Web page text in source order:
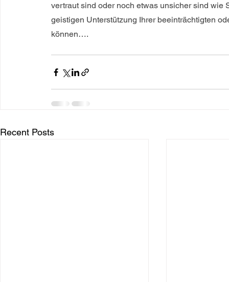
vertraut sind oder noch etwas unsicher sind
geistigen Unterstützung Ihrer beeinträchtigten
können….
Recent Posts